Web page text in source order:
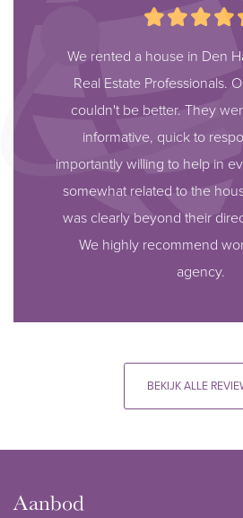
We rented a house in Den
Real Estate Professionals.
couldn't be better. They
informative, quick to
importantly willing to help in
somewhat related to the
was clearly beyond their
We highly recommend
agency.
BEKIJK ALLE
Aanbod